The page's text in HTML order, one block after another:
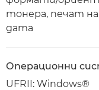
тонера, печат
дата
Операционни
UFRII: Windows®